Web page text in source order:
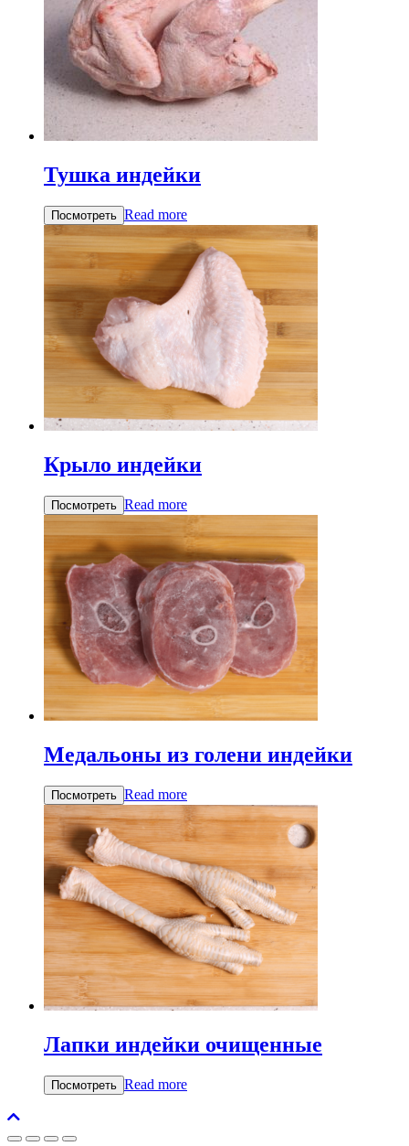
Тушка индейки
Посмотреть Read more
Крыло индейки
Посмотреть Read more
Медальоны из голени индейки
Посмотреть Read more
Лапки индейки очищенные
Посмотреть Read more